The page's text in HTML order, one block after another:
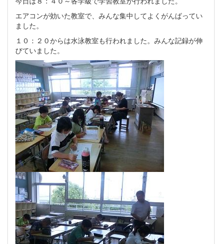
エアコンが効いた教室で、みんな集中してよくがんばってい
ました。
１０：２０からは水泳教室も行われました。みんな記録が伸
びていました。